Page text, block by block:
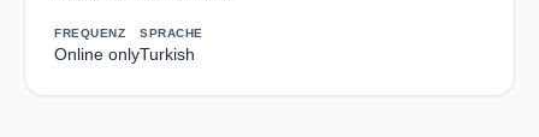
FREQUENZ
Online only
SPRACHE
Turkish